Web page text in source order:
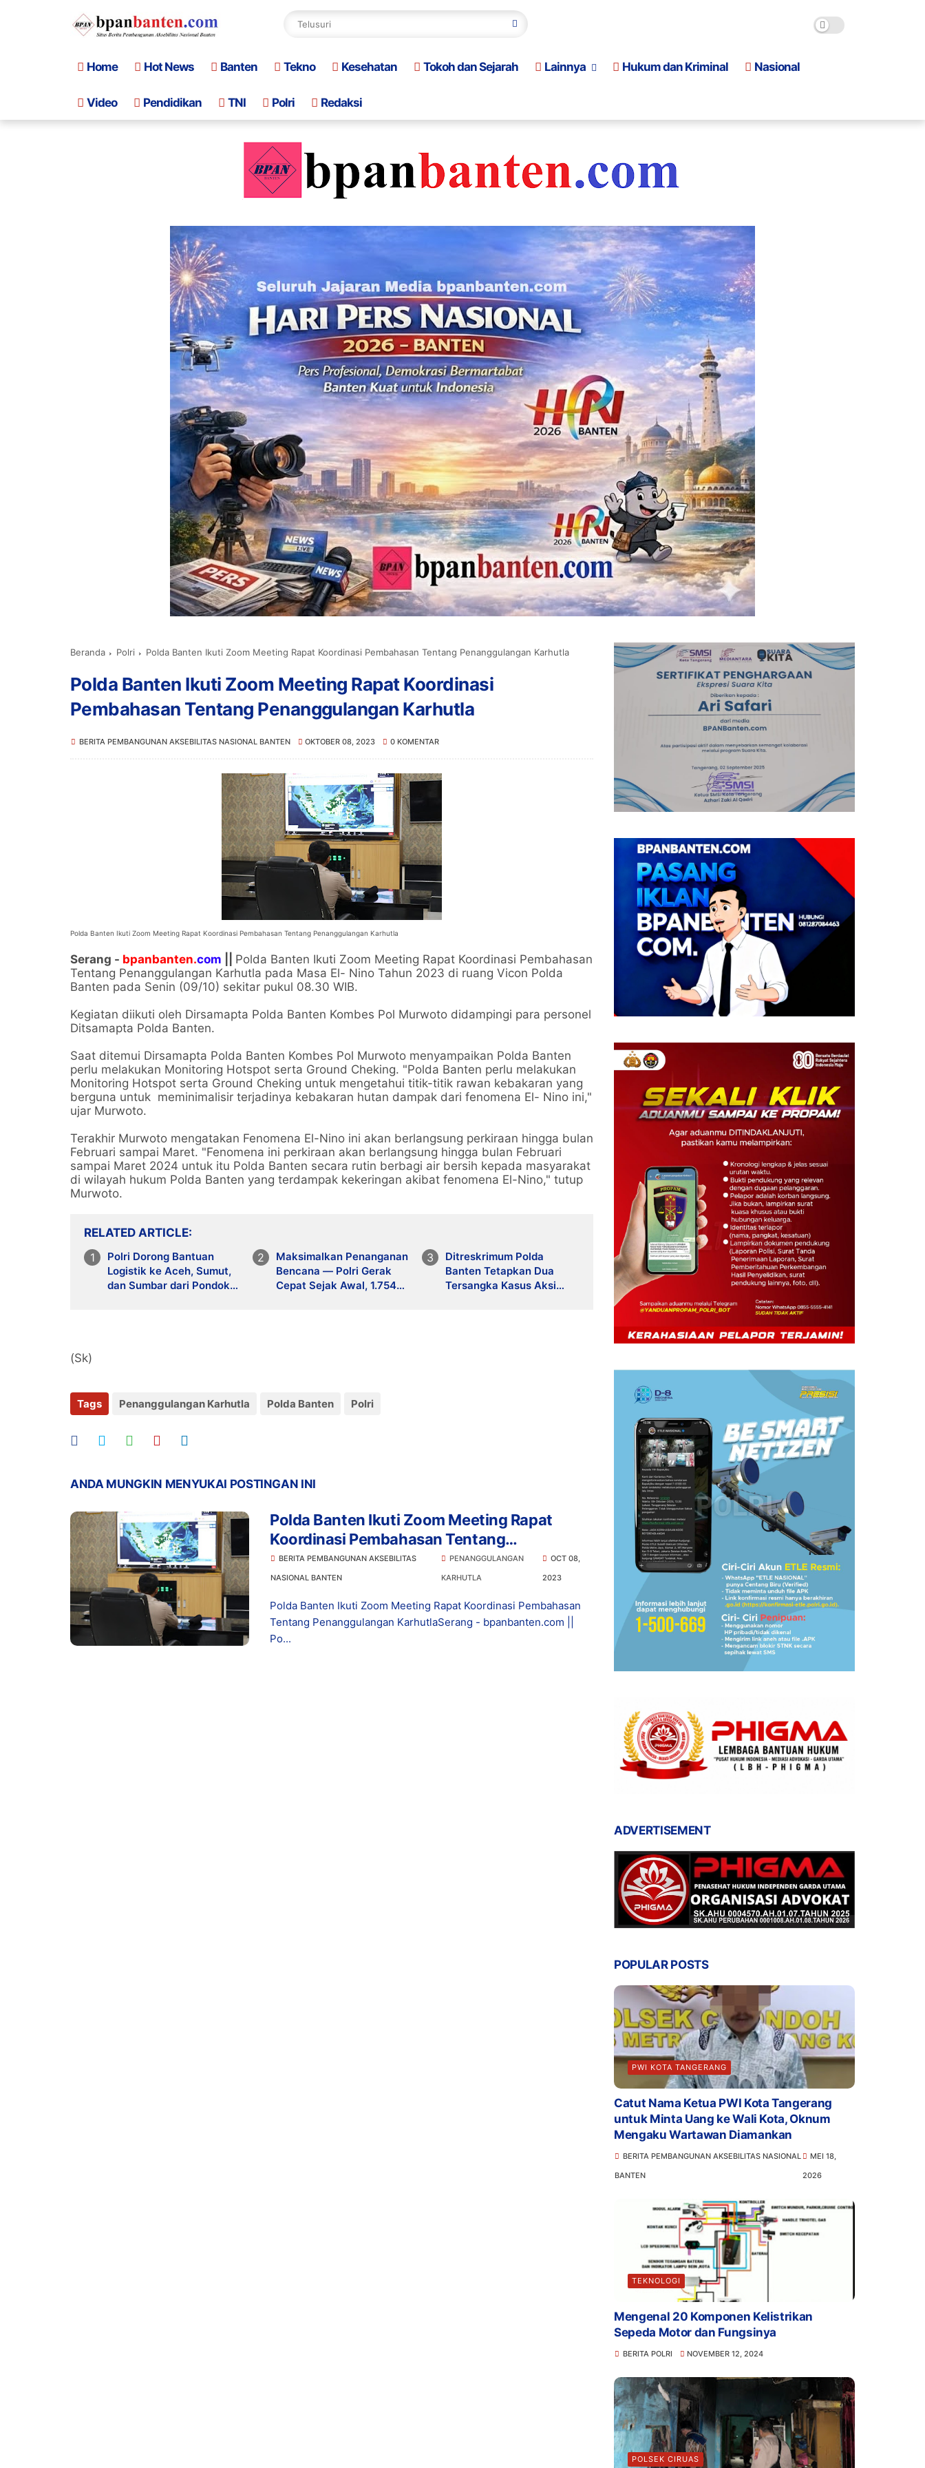
Home Hot News Banten Tekno Kesehatan Tokoh dan Sejarah Lainnya Hukum dan Kriminal Nasional
Video Pendidikan TNI Polri Redaksi
Beranda Polri Polda Banten Ikuti Zoom Meeting Rapat Koordinasi Pembahasan Tentang Penanggulangan Karhutla
Polda Banten Ikuti Zoom Meeting Rapat Koordinasi
Pembahasan Tentang Penanggulangan Karhutla
BERITA PEMBANGUNAN AKSEBILITAS NASIONAL BANTEN OKTOBER 08, 2023 0 KOMENTAR
Polda Banten Ikuti Zoom Meeting Rapat Koordinasi Pembahasan Tentang Penanggulangan Karhutla
Serang - bpanbanten.com
Polda Banten Ikuti Zoom Meeting Rapat Koordinasi Pembahasan
Tentang Penanggulangan Karhutla pada Masa El- Nino Tahun 2023 di ruang Vicon Polda
Banten pada Senin (09/10) sekitar pukul 08.30 WIB.
Kegiatan diikuti oleh Dirsamapta Polda Banten Kombes Pol Murwoto didampingi para personel
Ditsamapta Polda Banten.
Saat ditemui Dirsamapta Polda Banten Kombes Pol Murwoto menyampaikan Polda Banten
perlu melakukan Monitoring Hotspot serta Ground Cheking. "Polda Banten perlu melakukan
Monitoring Hotspot serta Ground Cheking untuk mengetahui titik-titik rawan kebakaran yang
berguna untuk meminimalisir terjadinya kebakaran hutan dampak dari fenomena El- Nino ini,"
ujar Murwoto.
Terakhir Murwoto mengatakan Fenomena El-Nino ini akan berlangsung perkiraan hingga bulan
Februari sampai Maret. "Fenomena ini perkiraan akan berlangsung hingga bulan Februari
sampai Maret 2024 untuk itu Polda Banten secara rutin berbagi air bersih kepada masyarakat
di wilayah hukum Polda Banten yang terdampak kekeringan akibat fenomena El-Nino," tutup
Murwoto.
RELATED ARTICLE
Polri Dorong Bantuan
Logistik ke Aceh, Sumut,
dan Sumbar dari Pondok
Maksimalkan Penanganan
Bencana — Polri Gerak
Cepat Sejak Awal, 1.754
Ditreskrimum Polda
Banten Tetapkan Dua
Tersangka Kasus Aksi
(Sk)
Tags Penanggulangan Karhutla Polda Banten Polri
ANDA MUNGKIN MENYUKAI POSTINGAN INI
Polda Banten Ikuti Zoom Meeting Rapat
Koordinasi Pembahasan Tentang
Penanggulangan Karhutla
BERITA PEMBANGUNAN AKSEBILITAS
NASIONAL BANTEN
PENANGGULANGAN
KARHUTLA
OCT 08,
2023
Polda Banten Ikuti Zoom Meeting Rapat Koordinasi Pembahasan
Tentang Penanggulangan KarhutlaSerang - bpanbanten.com ||
Po...
ADVERTISEMENT
POPULAR POSTS
PWI KOTA TANGERANG
Catut Nama Ketua PWI Kota Tangerang
untuk Minta Uang ke Wali Kota, Oknum
Mengaku Wartawan Diamankan
BERITA PEMBANGUNAN AKSEBILITAS NASIONAL
BANTEN
MEI 18,
2026
TEKNOLOGI
Mengenal 20 Komponen Kelistrikan
Sepeda Motor dan Fungsinya
BERITA POLRI NOVEMBER 12, 2024
POLSEK CIRUAS